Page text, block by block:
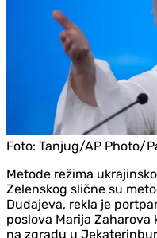
Foto: Tanjug/AP Photo/
Metode režima
Zelenskog slične su
Dudajeva, rekla je
poslova Marija
na zgradu u